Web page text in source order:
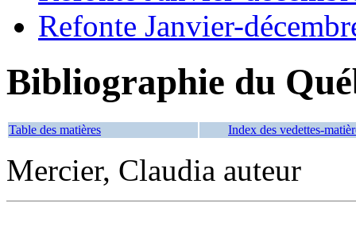
Refonte Janvier-
Bibliographie du
Table des matières Index des vedettes-
Mercier, Claudia auteur